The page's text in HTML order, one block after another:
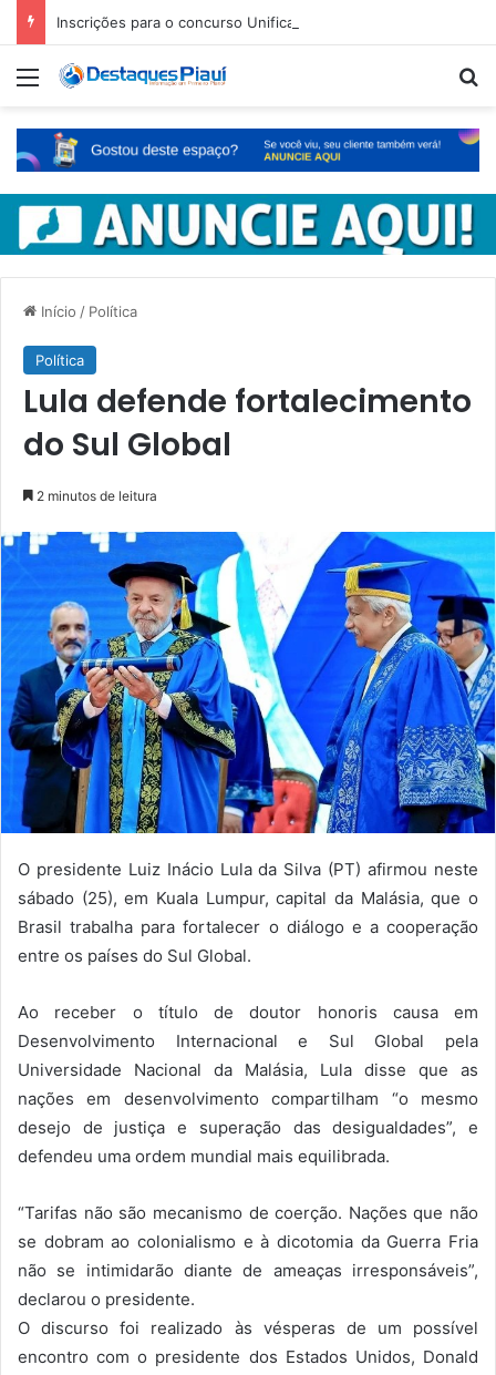
Menu
Início / Política
Política
Lula defende fortalecimento
do Sul Global
2 minutos de leitura
O presidente Luiz Inácio Lula da Silva (PT) afirmou neste
sábado (25), em Kuala Lumpur, capital da Malásia, que o
Brasil trabalha para fortalecer o diálogo e a cooperação
entre os países do Sul Global.
Ao receber o título de doutor honoris causa em
Desenvolvimento Internacional e Sul Global pela
Universidade Nacional da Malásia, Lula disse que as
nações em desenvolvimento compartilham “o mesmo
desejo de justiça e superação das desigualdades”, e
defendeu uma ordem mundial mais equilibrada.
“Tarifas não são mecanismo de coerção. Nações que não
se dobram ao colonialismo e à dicotomia da Guerra Fria
não se intimidarão diante de ameaças irresponsáveis”,
declarou o presidente.
O discurso foi realizado às vésperas de um possível
encontro com o presidente dos Estados Unidos, Donald